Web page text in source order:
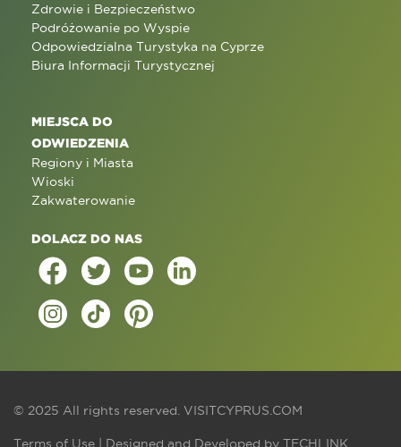
Zdrowie i Bezpieczeństwo
Podróżowanie po Wyspie
Odpowiedzialna Turystyka na Cyprze
Biura Informacji Turystycznej
MIEJSCA DO
ODWIEDZENIA
Regiony i Miasta
Wioski
Zakwaterowanie
DOLACZ DO NAS
© 2025 All rights reserved. VISITCYPRUS.COM
Terms of Use | Designed and Developed by TECHLINK